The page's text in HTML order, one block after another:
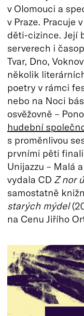
v Olomouci a
v Praze. Pracuje
děti-cizince. Její
serverech i
Tvar, Dno,
několik
poetry v rámci
nebo na Noci
osvěžovně –
hudební
s proměnlivou
prvními pěti
Unijazzu – Malá
vydala CD Z nor
samostatně
starých mýdel
na Cenu Jiřího